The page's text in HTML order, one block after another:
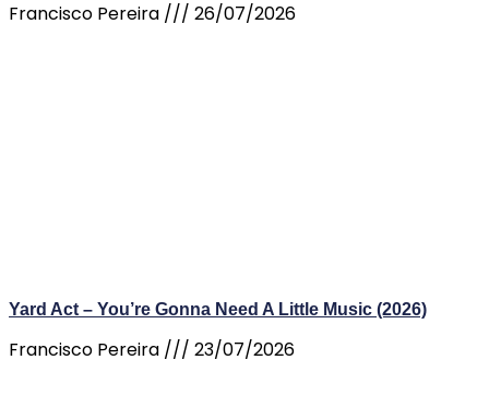
Francisco Pereira 26/07/2026
Yard Act – You’re Gonna Need A Little Music (2026)
Francisco Pereira 23/07/2026